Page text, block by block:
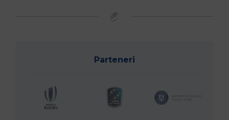
Parteneri